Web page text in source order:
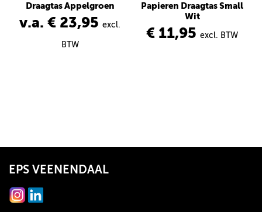
Draagtas Appelgroen
v.a. € 23,95 excl.
BTW
Papieren Draagtas Small
Wit
€ 11,95 excl. BTW
EPS VEENENDAAL